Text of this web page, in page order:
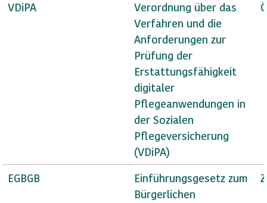
VDiPA
Verordnung über das
Verfahren und die
Anforderungen zur
Prüfung der
Erstattungsfähigkeit
digitaler
Pflegeanwendungen in
der Sozialen
Pflegeversicherung
(VDiPA)
EGBGB
Einführungsgesetz zum
Bürgerlichen